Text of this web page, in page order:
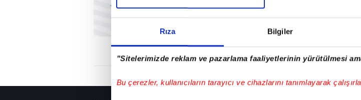
Rıza Bilgiler
"Sitelerimizde reklam ve pazarlama faaliyetlerinin yürütülmesi
Bu çerezler, kullanıcıların tarayıcı ve cihazlarını tanımlayarak